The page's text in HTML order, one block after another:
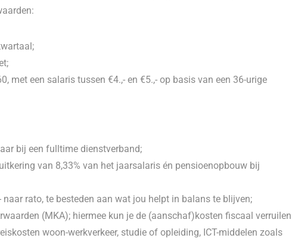
met een salaris tussen €4.,- en €5.,- op basis van een 36-urige
bij een fulltime dienstverband;
van 8,33% van het jaarsalaris én pensioenopbouw bij
rato, te besteden aan wat jou helpt in balans te blijven;
(MKA); hiermee kun je de (aanschaf)kosten fiscaal verruilen
woon-werkverkeer, studie of opleiding, ICT-middelen zoals